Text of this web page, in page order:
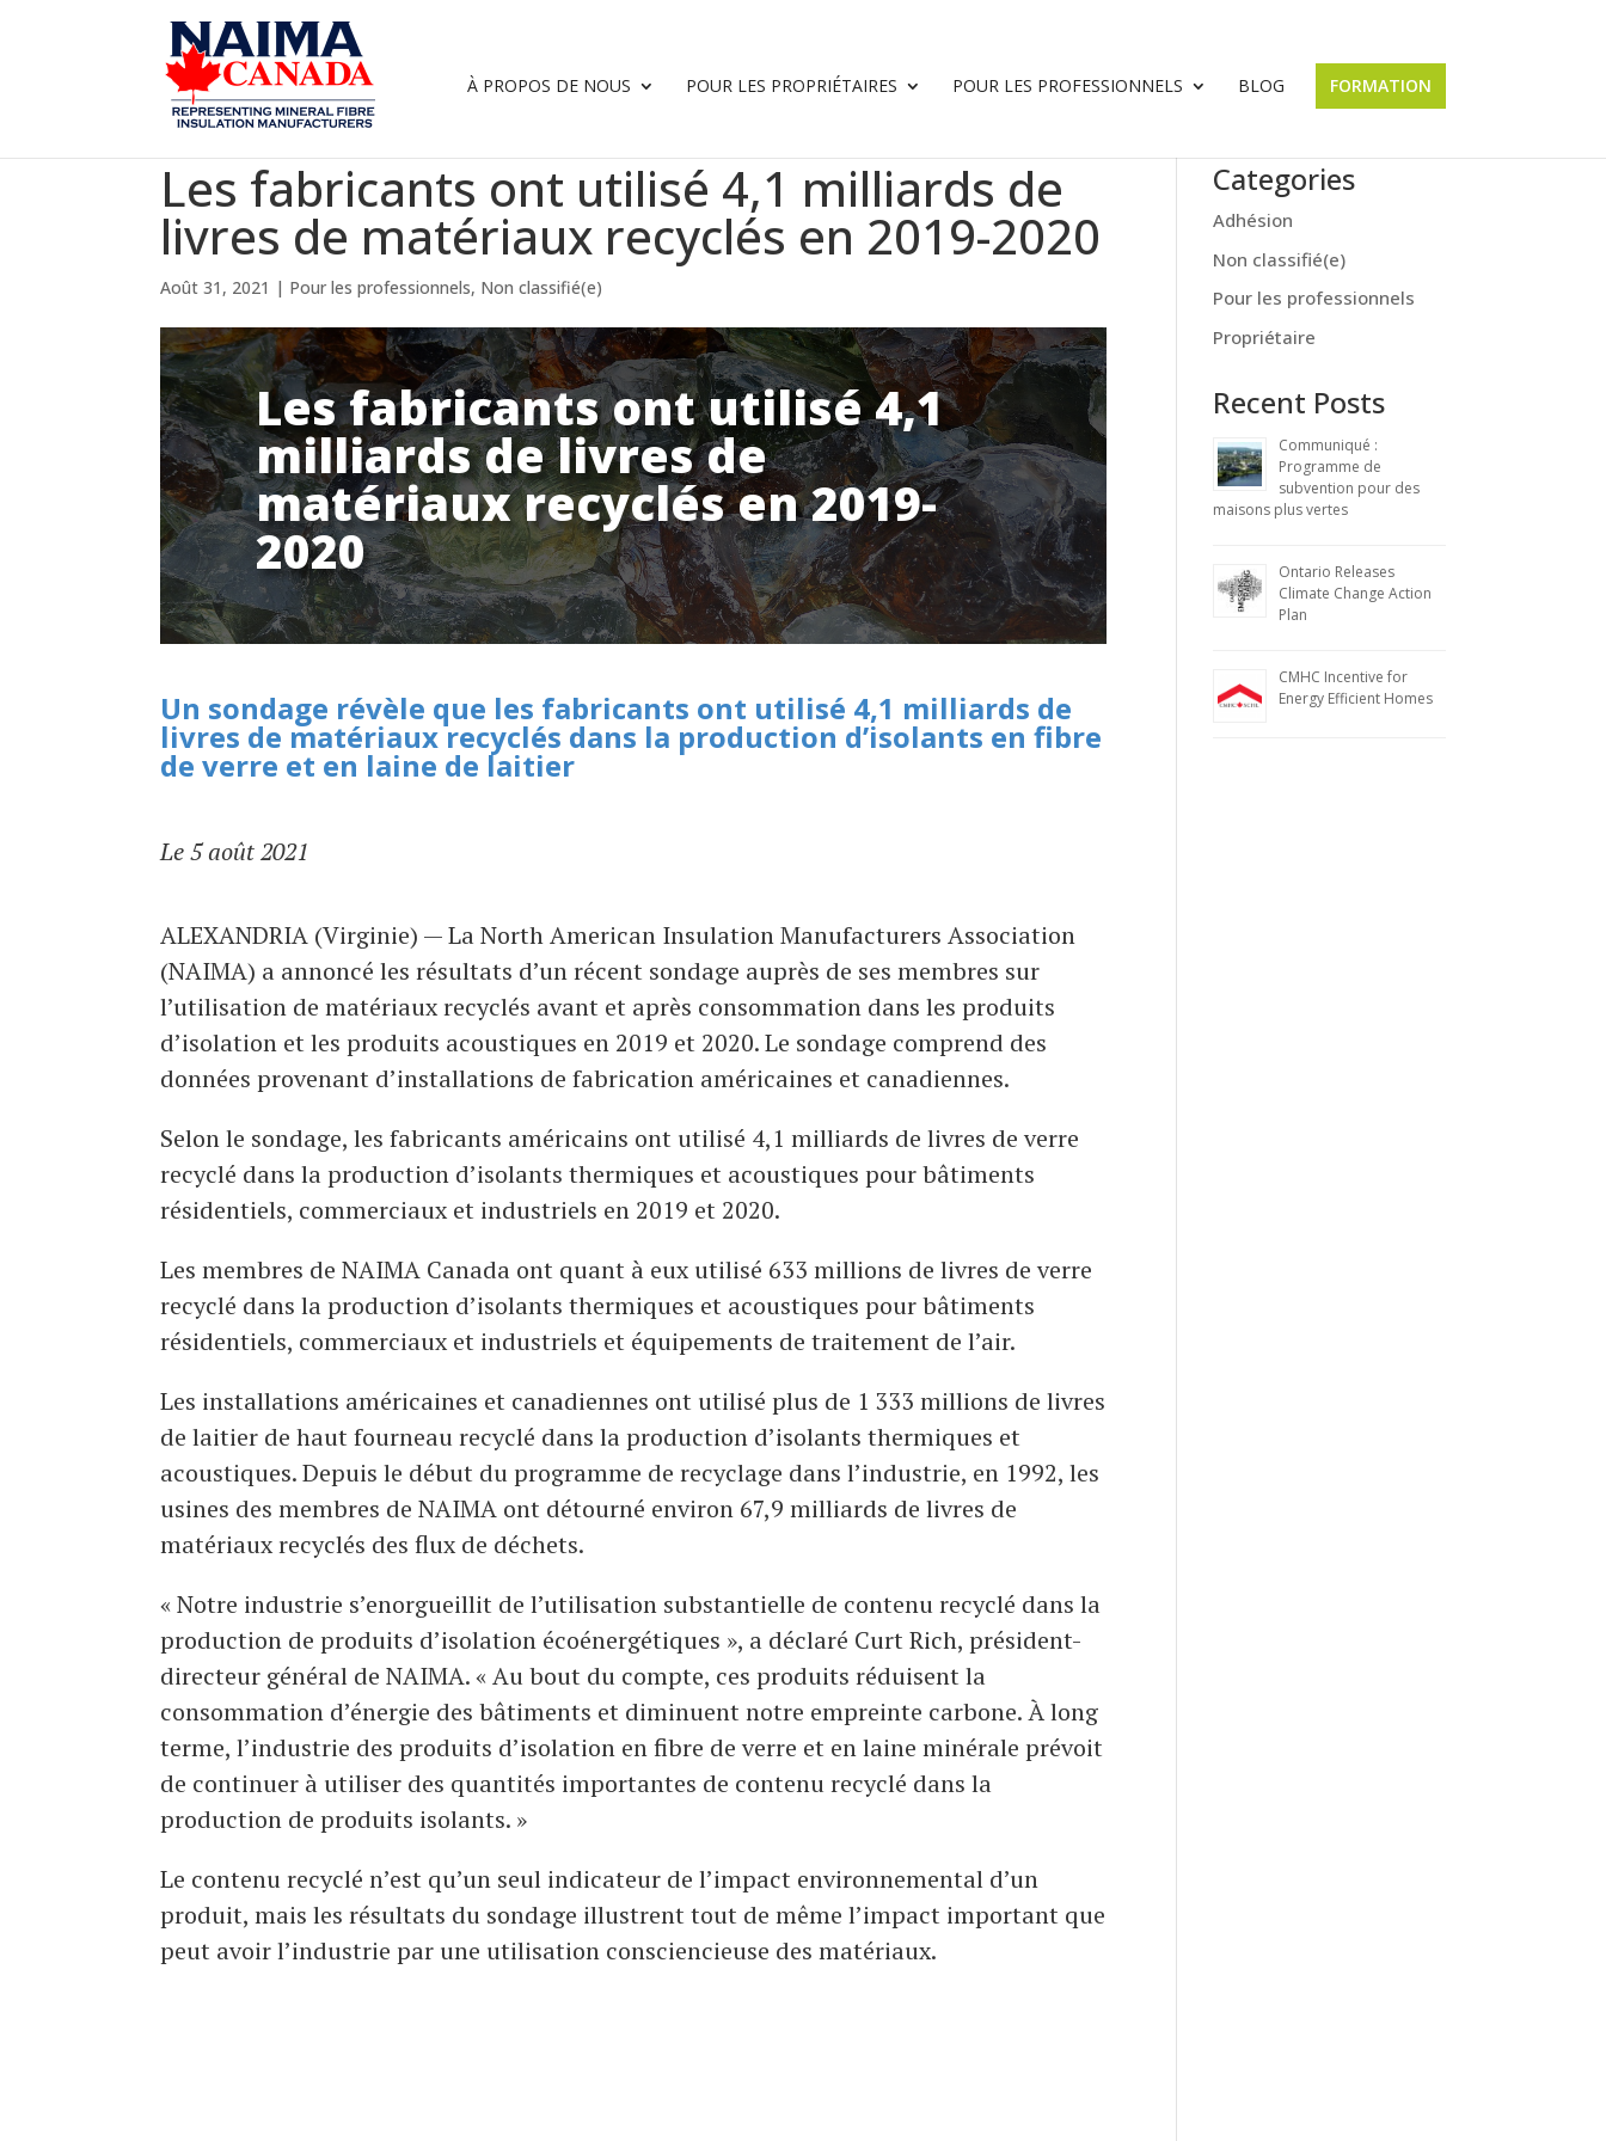
À PROPOS DE NOUS POUR LES PROPRIÉTAIRES POUR LES PROFESSIONNELS BLOG FORMATION
Les fabricants ont utilisé 4,1 milliards de
livres de matériaux recyclés en 2019-2020
Août 31, 2021 | Pour les professionnels, Non classifié(e)
Les fabricants ont utilisé 4,1
milliards de livres de
matériaux recyclés en 2019-
2020
Un sondage révèle que les fabricants ont utilisé 4,1 milliards de
livres de matériaux recyclés dans la production d’isolants en fibre
de verre et en laine de laitier
Le 5 août 2021
ALEXANDRIA (Virginie) — La North American Insulation Manufacturers Association
(NAIMA) a annoncé les résultats d’un récent sondage auprès de ses membres sur
l’utilisation de matériaux recyclés avant et après consommation dans les produits
d’isolation et les produits acoustiques en 2019 et 2020. Le sondage comprend des
données provenant d’installations de fabrication américaines et canadiennes.
Selon le sondage, les fabricants américains ont utilisé 4,1 milliards de livres de verre
recyclé dans la production d’isolants thermiques et acoustiques pour bâtiments
résidentiels, commerciaux et industriels en 2019 et 2020.
Les membres de NAIMA Canada ont quant à eux utilisé 633 millions de livres de verre
recyclé dans la production d’isolants thermiques et acoustiques pour bâtiments
résidentiels, commerciaux et industriels et équipements de traitement de l’air.
Les installations américaines et canadiennes ont utilisé plus de 1 333 millions de livres
de laitier de haut fourneau recyclé dans la production d’isolants thermiques et
acoustiques. Depuis le début du programme de recyclage dans l’industrie, en 1992, les
usines des membres de NAIMA ont détourné environ 67,9 milliards de livres de
matériaux recyclés des flux de déchets.
« Notre industrie s’enorgueillit de l’utilisation substantielle de contenu recyclé dans la
production de produits d’isolation écoénergétiques », a déclaré Curt Rich, président-
directeur général de NAIMA. « Au bout du compte, ces produits réduisent la
consommation d’énergie des bâtiments et diminuent notre empreinte carbone. À long
terme, l’industrie des produits d’isolation en fibre de verre et en laine minérale prévoit
de continuer à utiliser des quantités importantes de contenu recyclé dans la
production de produits isolants. »
Le contenu recyclé n’est qu’un seul indicateur de l’impact environnemental d’un
produit, mais les résultats du sondage illustrent tout de même l’impact important que
peut avoir l’industrie par une utilisation consciencieuse des matériaux.
Categories
Adhésion
Non classifié(e)
Pour les professionnels
Propriétaire
Recent Posts
Communiqué :
Programme de
subvention pour des
maisons plus vertes
Ontario Releases
Climate Change Action
Plan
CMHC Incentive for
Energy Efficient Homes